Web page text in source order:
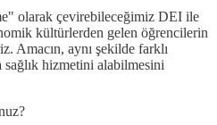
olarak çevirebileceğimiz DEI ile
kültürlerden gelen öğrencilerin
Amacın, aynı şekilde farklı
sağlık hizmetini alabilmesini